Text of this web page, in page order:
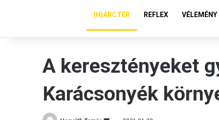
(H)ARCTÉR REFLEX VÉLEMÉNY
A keresztényeket
Karácsonyék